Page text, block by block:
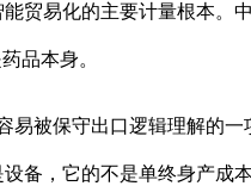
贸易化的主要计量根本。
品本身。
被保守出口逻辑理解的一
备，它的不是单终身产成